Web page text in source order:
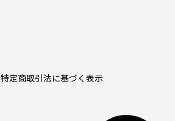
特定商取引法に基づく表示